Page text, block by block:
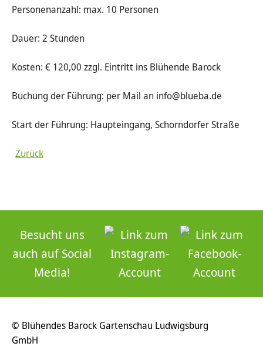
Personenanzahl: max. 10 Personen
Dauer: 2 Stunden
Kosten: € 120,00 zzgl. Eintritt ins Blühende Barock
Buchung der Führung: per Mail an info@blueba.de
Start der Führung: Haupteingang, Schorndorfer Straße
Zurück
Besucht uns
auch auf Social
Media!
© Blühendes Barock Gartenschau Ludwigsburg
GmbH